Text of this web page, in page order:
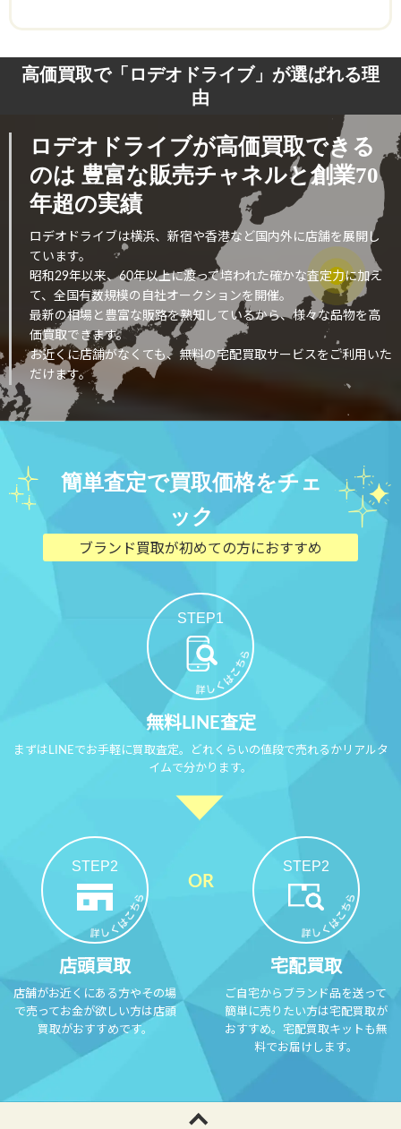
高価買取で「ロデオドライブ」が選ばれる理
由
ロデオドライブが高価買取できる
のは 豊富な販売チャネルと創業70
年超の実績
ロデオドライブは横浜、新宿や香港など国内外に店舗を展開し
ています。
昭和29年以来、60年以上に渡って培われた確かな査定力に加え
て、全国有数規模の自社オークションを開催。
最新の相場と豊富な販路を熟知しているから、様々な品物を高
価買取できます。
お近くに店舗がなくても、無料の宅配買取サービスをご利用いた
だけます。
簡単査定で買取価格をチェ
ック
ブランド買取が初めての方におすすめ
STEP1
無料LINE査定
まずはLINEでお手軽に買取査定。どれくらいの値段で売れるかリアルタ
イムで分かります。
STEP2
店頭買取
店舗がお近くにある方やその場
で売ってお金が欲しい方は店頭
買取がおすすめです。
STEP2
宅配買取
ご自宅からブランド品を送って
簡単に売りたい方は宅配買取が
おすすめ。宅配買取キットも無
料でお届けします。